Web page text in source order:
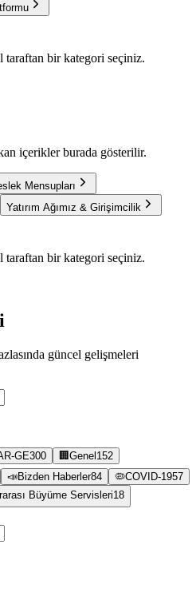
taraftan bir kategori seçiniz.
içerikler burada gösterilir.
Mensupları
Yatırım Ağımız & Girişimcilik
taraftan bir kategori seçiniz.
güncel gelişmeleri
GE300 🏢 Genel 152
📣Bizden Haberler84 🦠COVID-1957
Büyüme Servisleri18